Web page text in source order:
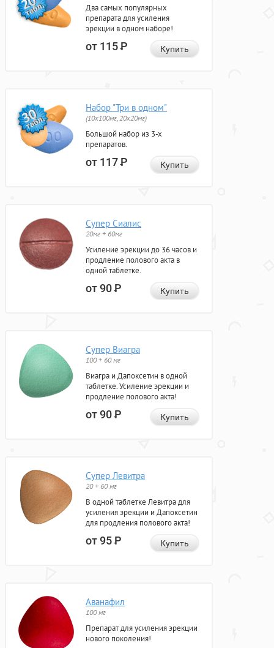
Два самых популярных
препарата для усиления
эрекции в одном наборе!
от 115Р Купить
Набор "Три в одном"
(10x100мг, 20x20мг)
Большой набор из 3-х
препаратов.
от 117Р Купить
Супер Сиалис
20мг + 60мг
Усиление эрекции до 36 часов и
продление полового акта в
одной таблетке.
от 90Р Купить
Супер Виагра
100 + 60 мг
Виагра и Дапоксетин в одной
таблетке. Усиление эрекции и
продление полового акта!
от 90Р Купить
Супер Левитра
20 + 60 мг
В одной таблетке Левитра для
усиления эрекции и Дапоксетин
для продления полового акта!
от 95Р Купить
Аванафил
100 мг
Препарат для усиления эрекции
нового поколения!